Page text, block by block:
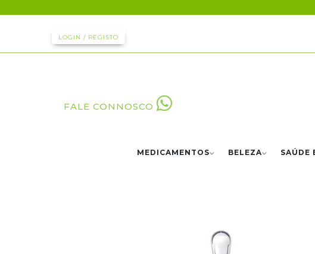
LOGIN / REGISTO
FALE CONNOSCO
MEDICAMENTOS BELEZA SAÚDE